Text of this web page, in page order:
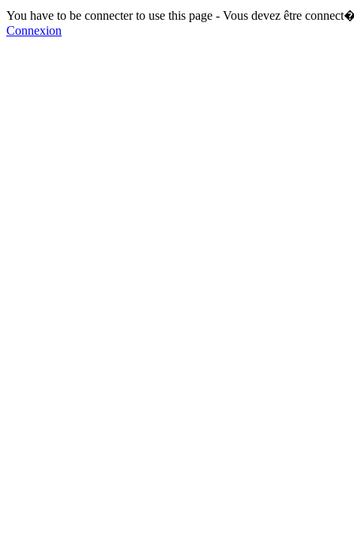
You have to be connecter to use this page - Vous devez être
Connexion